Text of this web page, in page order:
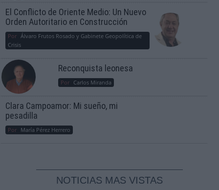
El Conflicto de Oriente Medio: Un Nuevo
Orden Autoritario en Construcción
Por Álvaro Frutos Rosado y Gabinete Geopolítica de
Crisis
Reconquista leonesa
Por Carlos Miranda
Clara Campoamor: Mi sueño, mi
pesadilla
Por María Pérez Herrero
NOTICIAS MAS VISTAS